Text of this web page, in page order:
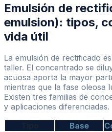
Emulsión de
emulsion): tipos,
vida útil
La emulsión de rectificado
taller. El concentrado se
acuosa aporta la mayor
mientras que la fase oleosa
Existen tres familias de
y aplicaciones diferenciadas.
Base